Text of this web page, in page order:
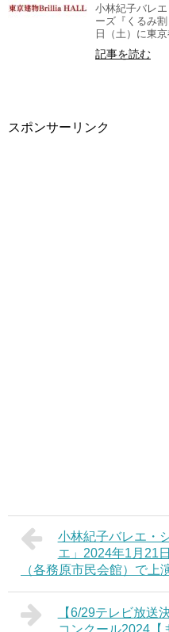
小林紀子バレ
ーズ『くるみ
日（土）に東
記事を読む
スポンサーリンク
小林紀子バレエ・
エ」2024年1月21
（各務原市民会館）で上
【6/29テレビ放送